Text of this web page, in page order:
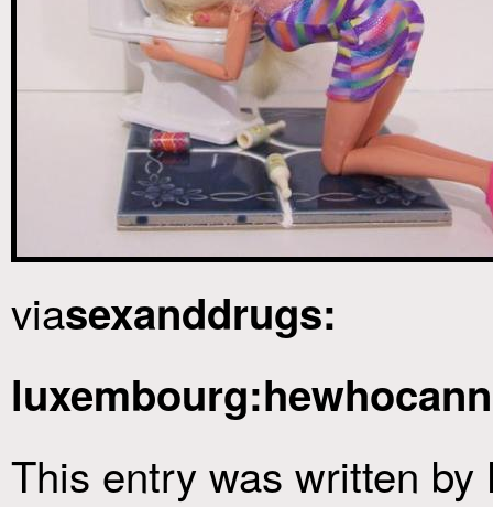
viasexanddrugs:
This entry was written by